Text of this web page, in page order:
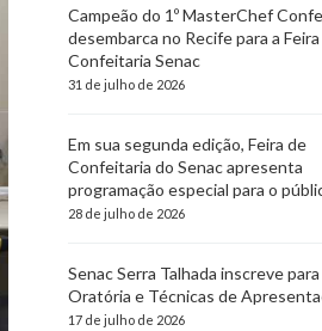
Campeão do 1º MasterChef
desembarca no Recife para a
Confeitaria Senac
31 de julho de 2026
Em sua segunda edição, Feira de
Confeitaria do Senac apresenta
programação especial para o
28 de julho de 2026
Senac Serra Talhada inscreve
Oratória e Técnicas de
17 de julho de 2026